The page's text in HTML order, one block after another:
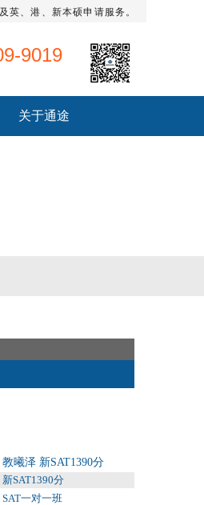
英、港、新本硕申请服务。
9019
关于通途
教曦泽 新SAT1390分
新SAT1390分
SAT一对一班